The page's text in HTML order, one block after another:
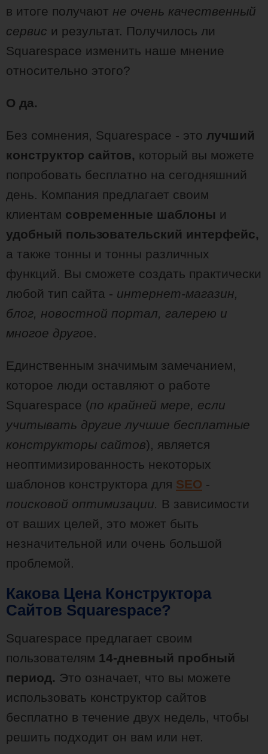
в итоге получают не очень качественный
сервис и результат. Получилось ли
Squarespace изменить наше мнение
относительно этого?
О да.
Без сомнения, Squarespace - это лучший
конструктор сайтов, который вы можете
попробовать бесплатно на сегодняшний
день. Компания предлагает своим
клиентам современные шаблоны и
удобный пользовательский интерфейс,
а также тонны и тонны различных
функций. Вы сможете создать практически
любой тип сайта - интернет-магазин,
блог, новостной портал, галерею и
многое другое.
Единственным значимым замечанием,
которое люди оставляют о работе
Squarespace (по крайней мере, если
учитывать другие лучшие бесплатные
конструкторы сайтов), является
неоптимизированность некоторых
шаблонов конструктора для SEO -
поисковой оптимизации.
В зависимости
от ваших целей, это может быть
незначительной или очень большой
проблемой.
Какова Цена Конструктора
Сайтов Squarespace?
Squarespace предлагает своим
пользователям 14-дневный пробный
период. Это означает, что вы можете
использовать конструктор сайтов
бесплатно в течение двух недель, чтобы
решить подходит он вам или нет.